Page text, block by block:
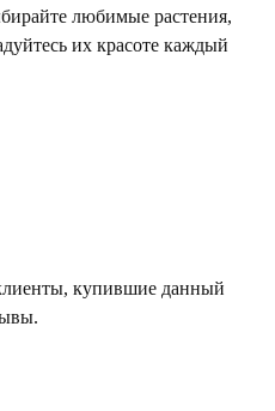
любимые растения,
их красоте каждый
купившие данный